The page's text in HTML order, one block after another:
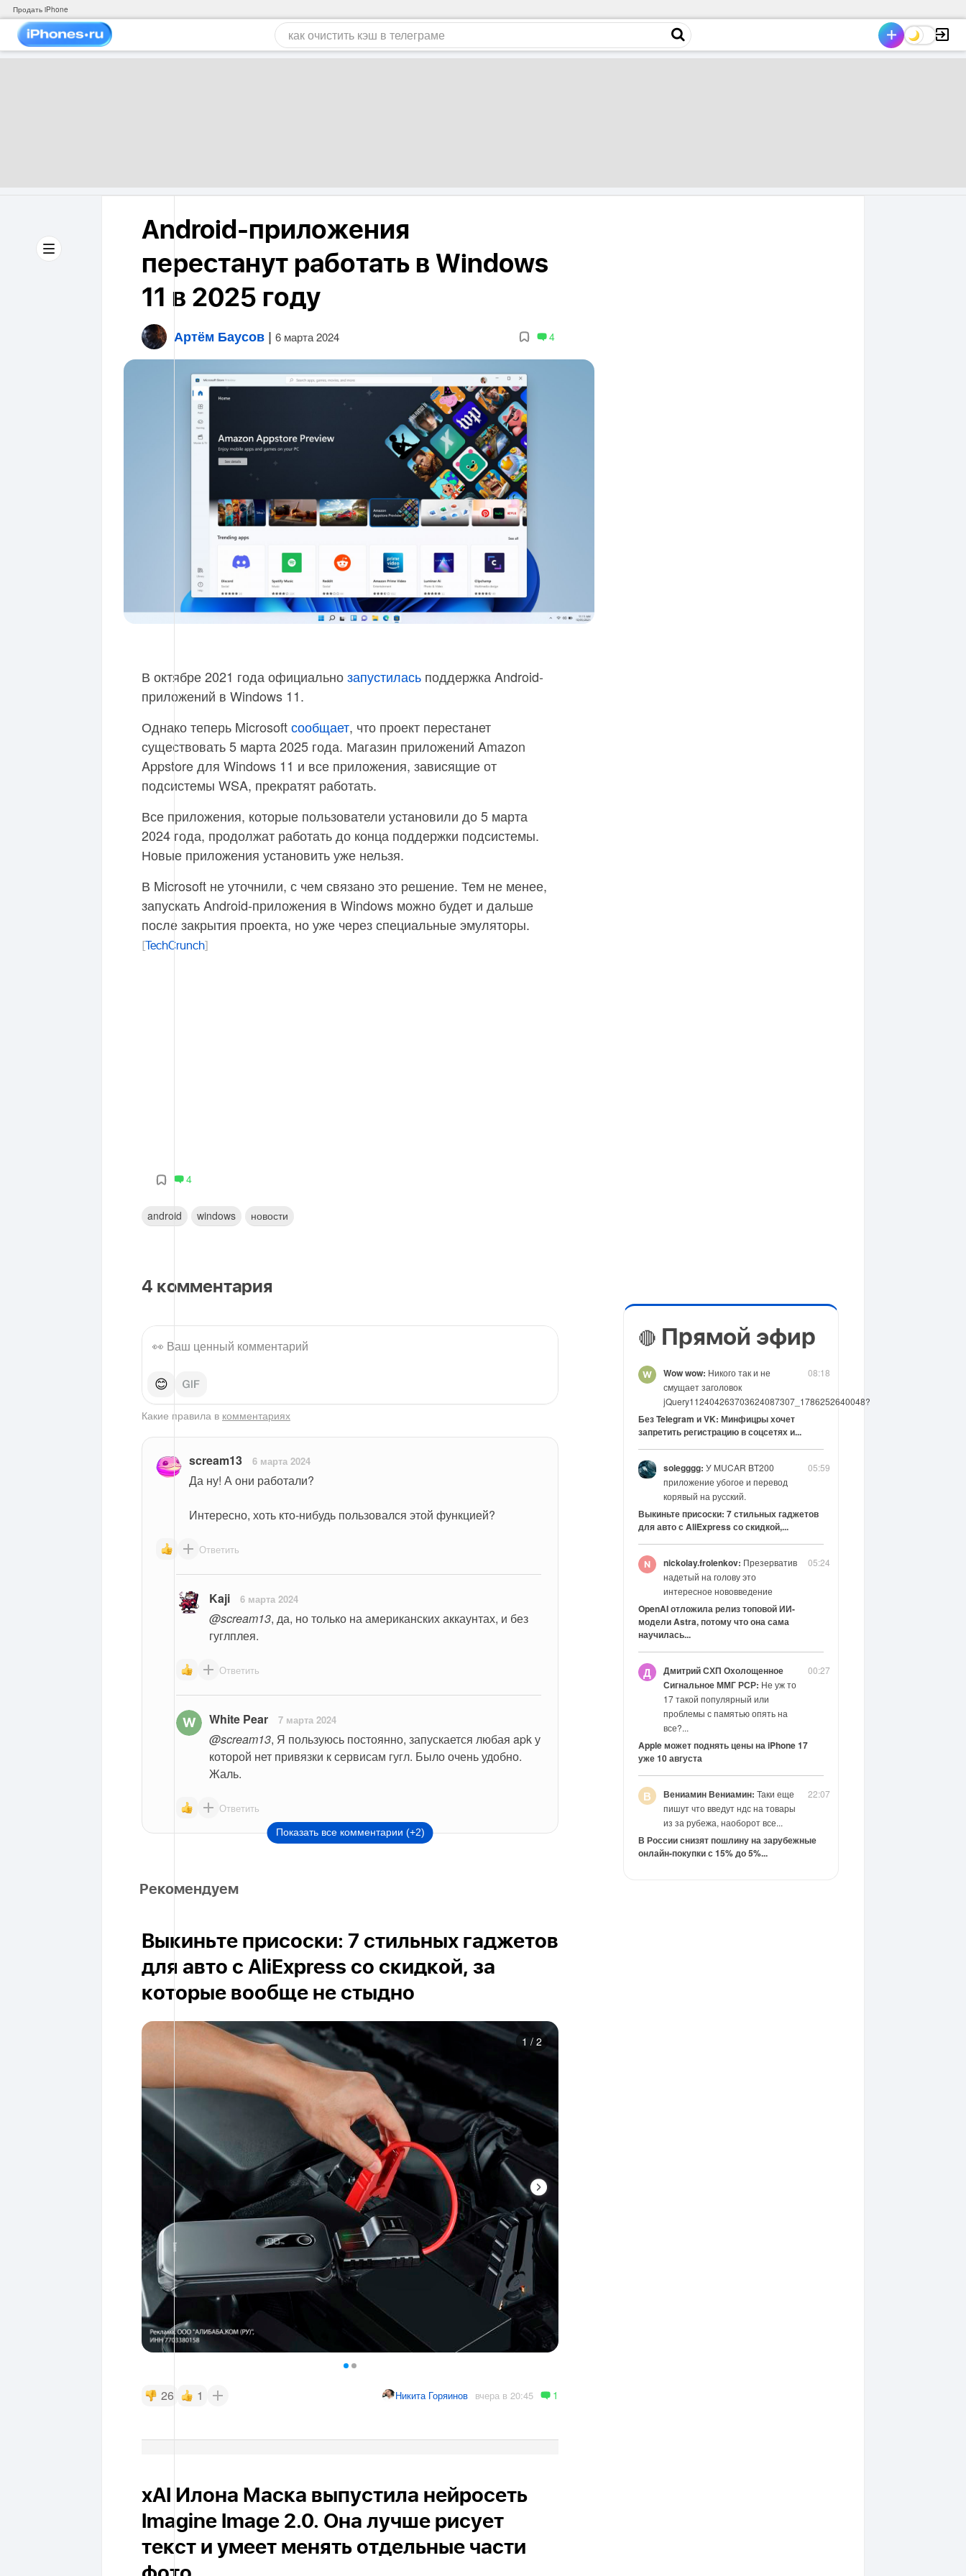
Продать iPhone
Android-приложения
перестанут работать в Windows
11 в 2025 году
Артём Баусов | 6 марта 2024 4
В октябре 2021 года официальнозапустилась поддержка Android-
приложений в Windows 11.
Однако теперь Microsoftсообщает, что проект перестанет
существовать 5 марта 2025 года. Магазин приложений Amazon
Appstore для Windows 11 и все приложения, зависящие от
подсистемы WSA, прекратят работать.
Все приложения, которые пользователи установили до 5 марта
2024 года, продолжат работать до конца поддержки подсистемы.
Новые приложения установить уже нельзя.
В Microsoft не уточнили, с чем связано это решение. Тем не менее,
запускать Android-приложения в Windows можно будет и дальше
после закрытия проекта, но уже через специальные эмуляторы.
TechCrunch
4
android windows новости
4 комментария
😊
Какие правила в комментариях
scream13 6 марта 2024
Да ну! А они работали?
Интересно, хоть кто-нибудь пользовался этой функцией?
Ответить
Kaji 6 марта 2024
@scream13, да, но только на американских аккаунтах, и без
гуглплея.
Ответить
White Pear 7 марта 2024
@scream13, Я пользуюсь постоянно, запускается любая apk у
которой нет привязки к сервисам гугл. Было очень удобно.
Жаль.
Ответить
Показать все комментарии (+2)
Рекомендуем
Выкиньте присоски: 7 стильных гаджетов
для авто с AliExpress со скидкой, за
которые вообще не стыдно
1 / 2
26 1 Никита Горяинов вчера в 20:45 1
xAI Илона Маска выпустила нейросеть
Imagine Image 2.0. Она лучше рисует
текст и умеет менять отдельные части
🔴 Прямой эфир
08:18
Wow wow: Никого так и не
смущает заголовок
jQuery112404263703624087307_1786252640048?
Без Telegram и VK: Минфицры хочет
запретить регистрацию в соцсетях и...
05:59
solegggg: У MUCAR BT200
приложение убогое и перевод
корявый на русский.
Выкиньте присоски: 7 стильных гаджетов
для авто с AliExpress со скидкой,...
05:24
nickolay.frolenkov: Презерватив
надетый на голову это
интересное нововведение
OpenAI отложила релиз топовой ИИ-
модели Astra, потому что она сама
научилась...
00:27
Д
Дмитрий СХП Охолощенное
Сигнальное ММГ РСР: Не уж то
17 такой популярный или
проблемы с памятью опять на
все?...
Apple может поднять цены на iPhone 17
уже 10 августа
22:07
В Вениамин Вениамин: Таки еще
пишут что введут ндс на товары
из за рубежа, наоборот все...
В России снизят пошлину на зарубежные
онлайн-покупки с 15% до 5%...